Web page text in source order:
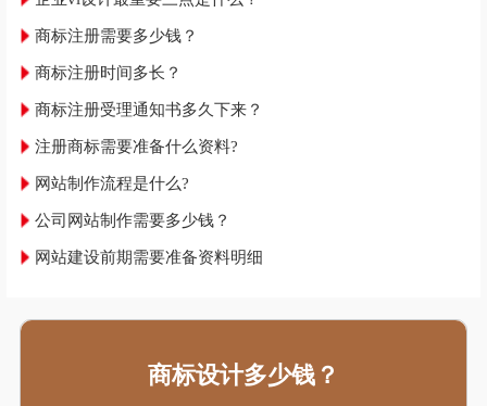
商标注册需要多少钱？
商标注册时间多长？
商标注册受理通知书多久下来？
注册商标需要准备什么资料?
网站制作流程是什么?
公司网站制作需要多少钱？
网站建设前期需要准备资料明细
商标设计多少钱？